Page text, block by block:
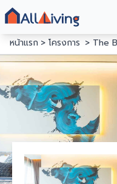
หน้าแรก
โครงการ The